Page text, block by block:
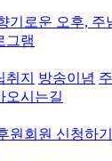
기로운 오후, 주
그램
취지 방송이념
오시는길
원회원 신청하기